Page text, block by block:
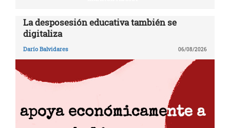
La desposesión educativa también se
digitaliza
Darío Balvidares 06/08/2026